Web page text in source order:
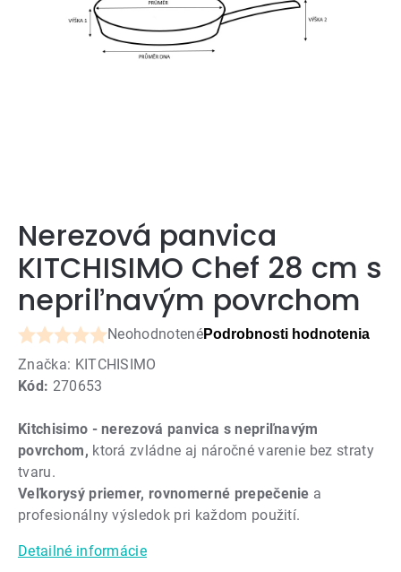
Nerezová panvica
KITCHISIMO Chef 28 cm s
nepriľnavým povrchom
Kód: 270653
Priemerné
hodnotenie
produktu
0,0
z
5
hviezdičiek.
NeohodnotenéPodrobnosti hodnotenia
Značka: KITCHISIMO
Kitchisimo - nerezová panvica s nepriľnavým
povrchom, ktorá zvládne aj náročné varenie bez straty
tvaru.
Veľkorysý priemer, rovnomerné prepečenie a
profesionálny výsledok pri každom použití.
Detailné informácie